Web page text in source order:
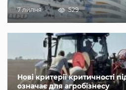
7 липня 529
Нові критерії критичності
означає для агробізнесу